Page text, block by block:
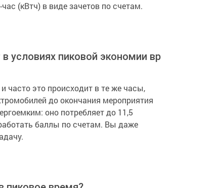
(кВтч) в виде зачетов по счетам.
пиковой экономии времени?
часто это происходит в те же часы,
до окончания мероприятия
оно потребляет до 11,5
баллы по счетам. Вы даже